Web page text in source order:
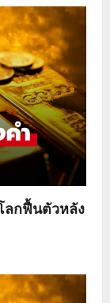
ลกฟื้นตัวหลัง